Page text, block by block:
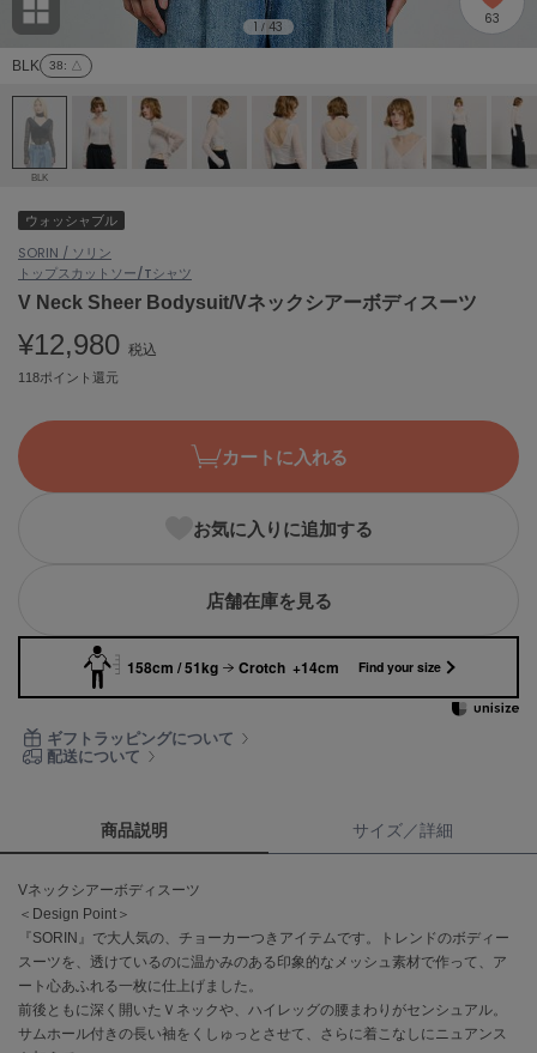
ョン雑貨 (865)
/ランジェリー (127)
ェア (121)
(124)
Ame no chi Hare
アメノチハレ
AMOMMA
アモマ
ánuans
アニュアンス
ànuke
アンヌーク
ASICS
アシックス
バンドリヤー
セロン
Clarks Premium
クラークス
CODE A
コードエー
COLE HAAN
BLK 38: △
1 / 43 63
BLK
ウォッシャブル
SORIN / ソリン
トップスカットソー/Tシャツ
V Neck Sheer Bodysuit/Vネックシアーボディスーツ
¥12,980 税込
118ポイント還元
カートに入れる
お気に入りに追加する
店舗在庫を見る
158cm / 51kg Crotch +14cm Find your size
ギフトラッピングについて
配送について
商品説明 サイズ／詳細
Vネックシアーボディスーツ
＜Design Point＞
『SORIN』で大人気の、チョーカーつきアイテムです。トレンドのボディー
スーツを、透けているのに温かみのある印象的なメッシュ素材で作って、ア
ート心あふれる一枚に仕上げました。
前後ともに深く開いたＶネックや、ハイレッグの腰まわりがセンシュアル。
サムホール付きの長い袖をくしゅっとさせて、さらに着こなしにニュアンス